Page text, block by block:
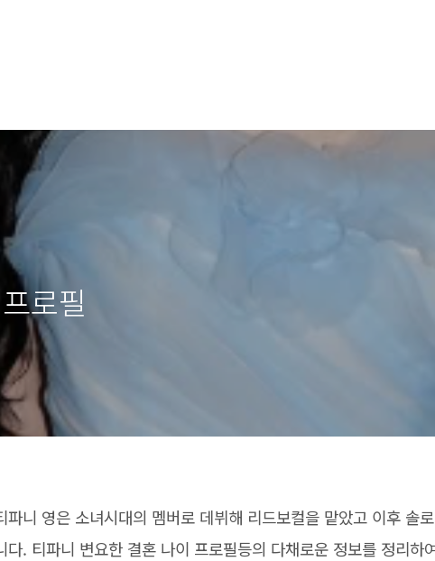
로필
파니 영은 소녀시대의 멤버로 데뷔해 리드보컬을 맡았고 이후 솔
다. 티파니 변요한 결혼 나이 프로필등의 다채로운 정보를 정리하